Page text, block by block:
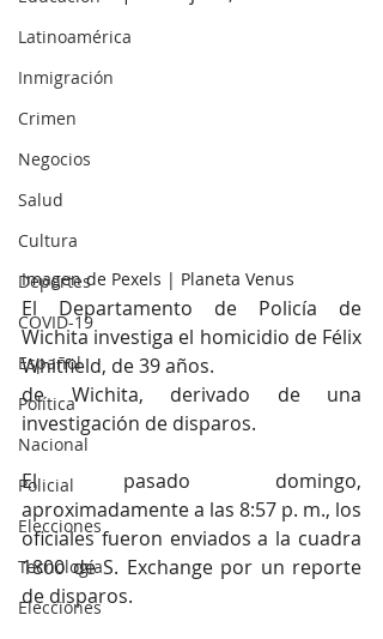
Latinoamérica
Inmigración
Crimen
Negocios
Salud
Cultura
Deportes
COVID-19
Español
Política
Nacional
Policial
Elecciones
Tecnología
Elecciones
Imagen de Pexels | Planeta Venus
El Departamento de Policía de
Wichita investiga el homicidio de Félix
Whitfield, de 39 años.
de Wichita, derivado de una
investigación de disparos.
El pasado domingo,
aproximadamente a las 8:57 p. m., los
oficiales fueron enviados a la cuadra
1800 de S. Exchange por un reporte
de disparos.